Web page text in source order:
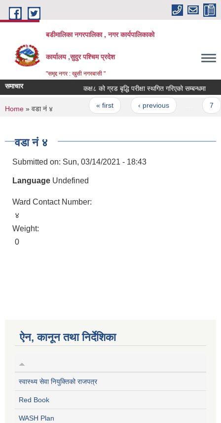
Skip to main content
बडीमालिका नगरपालिका , नगर कार्यपालिकाको
कार्यालय ,सुदुर पश्चिम प्रदेश
"समृद्द नगर : खुसी नगरबासी "
समाचार कक्ष८ को ग्रड बृद्धि परीक्षा स्थगित गरिएको सम्बन्धमा
Pages
« first ‹ previous
You are here
Home » वडा नं ४
वडा नं ४
Submitted on: Sun, 03/14/2021 - 18:43
Language Undefined
Ward Contact Number:
४
Weight:
0
ऐन, कानून तथा निर्देशिका
स्वास्थ्य सेवा नियुक्तिको राजपत्र
Red Book
WASH Plan